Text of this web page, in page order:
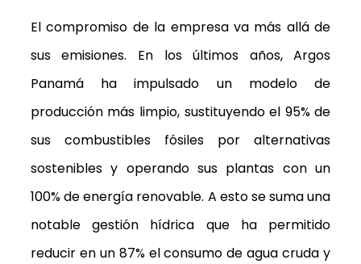
El compromiso de la empresa va más allá de
sus emisiones. En los últimos años, Argos
Panamá ha impulsado un modelo de
producción más limpio, sustituyendo el 95% de
sus combustibles fósiles por alternativas
sostenibles y operando sus plantas con un
100% de energía renovable. A esto se suma una
notable gestión hídrica que ha permitido
reducir en un 87% el consumo de agua cruda y